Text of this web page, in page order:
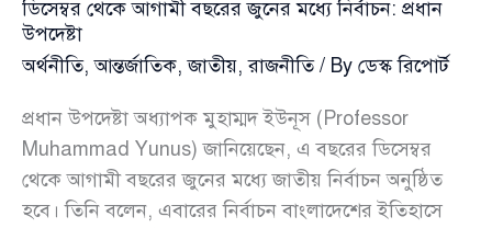
আহ্বান
প্রধান
ডিসেম্বর থেকে আগামী বছরের জুনের মধ্যে নির্বাচন: প্রধান
উপদেষ্টা
অর্থনীতি,আন্তর্জাতিক,জাতীয়,রাজনীতি/ By ডেস্ক রিপোর্ট
প্রধান উপদেষ্টা অধ্যাপক মুহাম্মদ ইউনূস (Professor
Muhammad Yunus) জানিয়েছেন, এ বছরের ডিসেম্বর
থেকে আগামী বছরের জুনের মধ্যে জাতীয় নির্বাচন অনুষ্ঠিত
হবে। তিনি বলেন, এবারের নির্বাচন বাংলাদেশের ইতিহাসে